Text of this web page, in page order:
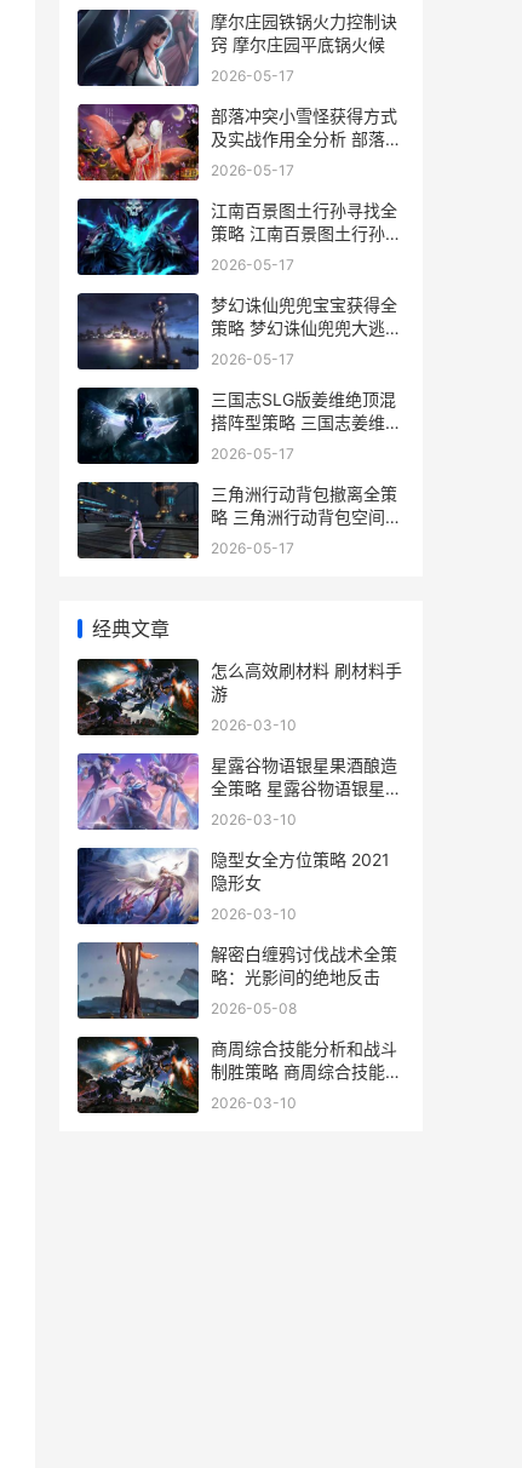
摩尔庄园铁锅火力控制诀
窍 摩尔庄园平底锅火候
2026-05-17
部落冲突小雪怪获得方式
及实战作用全分析 部落冲
突雪怪数据2020
2026-05-17
江南百景图土行孙寻找全
策略 江南百景图土行孙怎
么触发
2026-05-17
梦幻诛仙兜兜宝宝获得全
策略 梦幻诛仙兜兜大逃家
攻略视频
2026-05-17
三国志SLG版姜维绝顶混
搭阵型策略 三国志姜维阵
容搭配
2026-05-17
三角洲行动背包撤离全策
略 三角洲行动背包空间不
足怎么办
2026-05-17
经典文章
怎么高效刷材料 刷材料手
游
2026-03-10
星露谷物语银星果酒酿造
全策略 星露谷物语银星的
果酒怎么做
2026-03-10
隐型女全方位策略 2021
隐形女
2026-03-10
解密白缠鸦讨伐战术全策
略：光影间的绝地反击
2026-05-08
商周综合技能分析和战斗
制胜策略 商周综合技能分
为哪几类
2026-03-10